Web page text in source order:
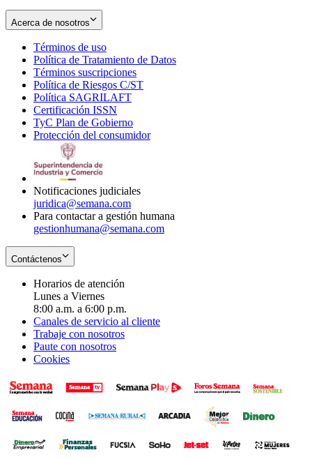
Acerca de nosotros
Términos de uso
in
new
window
Política de Tratamiento de Datos
Términos suscripciones
in
Política de Riesgos C/ST
Política SAGRILAFT
new
window
Certificación ISSN
in
new
TyC Plan de Gobierno
in
Protección del consumidorOpens
Notificaciones judiciales
juridica@semana.com
Para contactar a gestión humana
gestionhumana@semana.com
Contáctenos
Horarios de atención
Lunes a Viernes
8:00 a.m. a 6:00 p.m.
Canales de servicio al cliente
Trabaje con nosotros
Paute con nosotros
Cookies